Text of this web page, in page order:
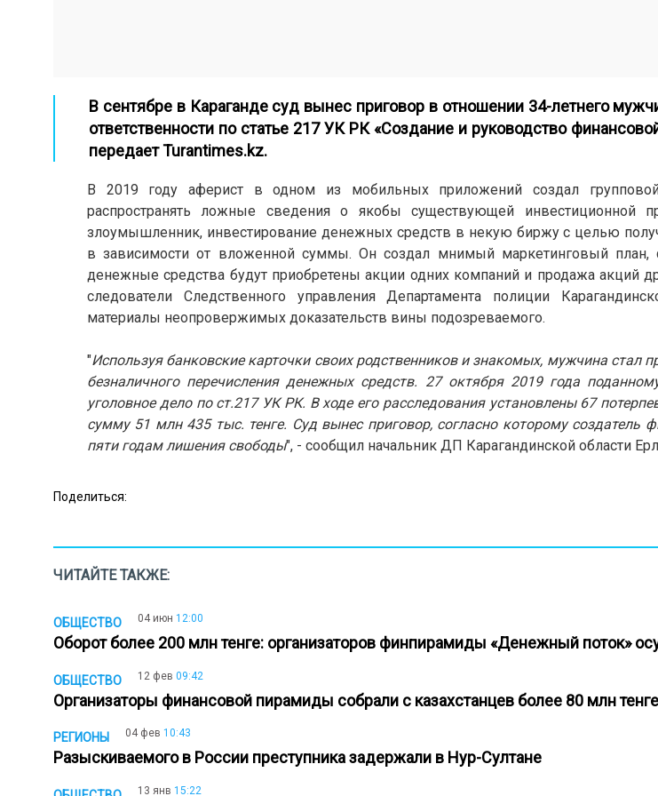
В сентябре в Караганде суд вынес приговор в отношении 34-летнего
ответственности по статье 217 УК РК «Создание и руководство
передаетTurantimes.kz.
В 2019 году аферист в одном из мобильных приложений создал
распространять ложные сведения о якобы существующей инвестиционной
злоумышленник, инвестирование денежных средств в некую биржу с целью
в зависимости от вложенной суммы. Он создал мнимый маркетинговый план,
денежные средства будут приобретены акции одних компаний и продажа акций
следователи Следственного управления Департамента полиции
материалы неопровержимых доказательств вины подозреваемого.
"Используя банковские карточки своих родственников и знакомых, мужчина стал
безналичного перечисления денежных средств. 27 октября 2019 года
уголовное дело по ст.217 УК РК. В ходе его расследования установлены 67
сумму 51 млн 435 тыc. тенге. Суд вынес приговор, согласно которому создатель
пяти годам лишения свободы", - сообщил начальник ДП Карагандинской области
Поделиться:
ЧИТАЙТЕ ТАКЖЕ:
ОБЩЕСТВО 04 июн 12:00
Оборот более 200 млн тенге: организаторов финпирамиды «Денежный поток»
ОБЩЕСТВО 12 фев 09:42
Организаторы финансовой пирамиды собрали с казахстанцев более 80 млн тенге
РЕГИОНЫ 04 фев 10:43
Разыскиваемого в России преступника задержали в Нур-Султане
13 янв 15:22